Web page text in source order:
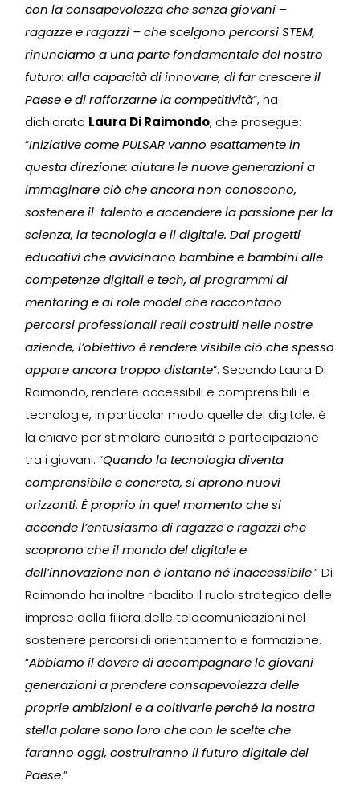
con la consapevolezza che senza giovani –
ragazze e ragazzi – che scelgono percorsi STEM,
rinunciamo a una parte fondamentale del nostro
futuro: alla capacità di innovare, di far crescere il
Paese e di rafforzarne la competitività”, ha
dichiarato Laura Di Raimondo, che prosegue:
“Iniziative come PULSAR vanno esattamente in
questa direzione: aiutare le nuove generazioni a
immaginare ciò che ancora non conoscono,
sostenere il talento e accendere la passione per la
scienza, la tecnologia e il digitale. Dai progetti
educativi che avvicinano bambine e bambini alle
competenze digitali e tech, ai programmi di
mentoring e ai role model che raccontano
percorsi professionali reali costruiti nelle nostre
aziende, l’obiettivo è rendere visibile ciò che spesso
appare ancora troppo distante”. Secondo Laura Di
Raimondo, rendere accessibili e comprensibili le
tecnologie, in particolar modo quelle del digitale, è
la chiave per stimolare curiosità e partecipazione
tra i giovani. “Quando la tecnologia diventa
comprensibile e concreta, si aprono nuovi
orizzonti. È proprio in quel momento che si
accende l’entusiasmo di ragazze e ragazzi che
scoprono che il mondo del digitale e
dell’innovazione non è lontano né inaccessibile.” Di
Raimondo ha inoltre ribadito il ruolo strategico delle
imprese della filiera delle telecomunicazioni nel
sostenere percorsi di orientamento e formazione.
“Abbiamo il dovere di accompagnare le giovani
generazioni a prendere consapevolezza delle
proprie ambizioni e a coltivarle perché la nostra
stella polare sono loro che con le scelte che
faranno oggi, costruiranno il futuro digitale del
Paese.”